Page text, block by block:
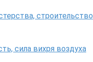
строительство
сила вихря воздуха